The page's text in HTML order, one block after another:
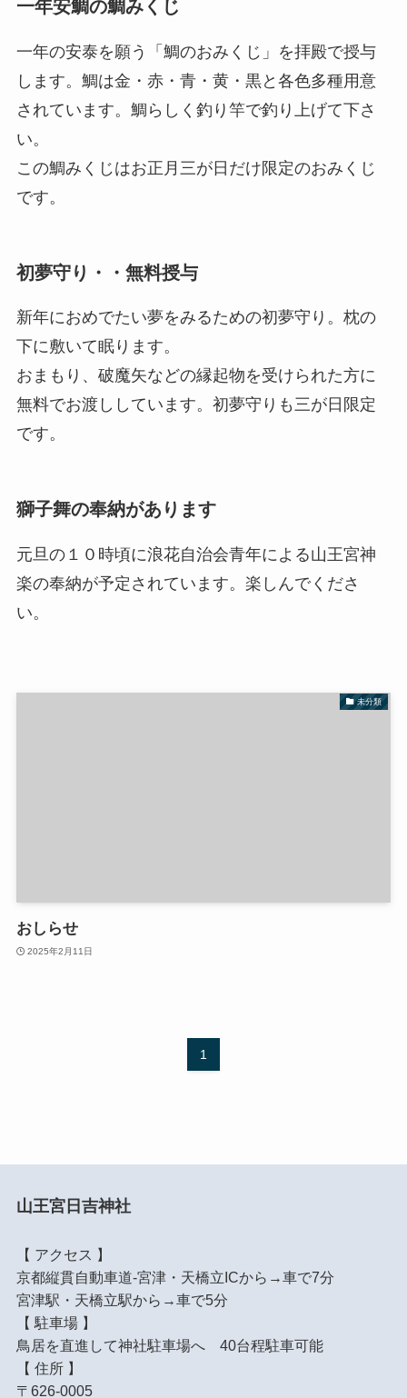
一年安鯛の鯛みくじ
一年の安泰を願う「鯛のおみくじ」を拝殿で授与
します。鯛は金・赤・青・黄・黒と各色多種用意
されています。鯛らしく釣り竿で釣り上げて下さ
い。
この鯛みくじはお正月三が日だけ限定のおみくじ
です。
初夢守り・・無料授与
新年におめでたい夢をみるための初夢守り。枕の
下に敷いて眠ります。
おまもり、破魔矢などの縁起物を受けられた方に
無料でお渡ししています。初夢守りも三が日限定
です。
獅子舞の奉納があります
元旦の１０時頃に浪花自治会青年による山王宮神
楽の奉納が予定されています。楽しんでくださ
い。
未分類
おしらせ
2025年2月11日
1
山王宮日吉神社
【 アクセス 】
京都縦貫自動車道-宮津・天橋立ICから→車で7分
宮津駅・天橋立駅から→車で5分
【 駐車場 】
鳥居を直進して神社駐車場へ 40台程駐車可能
【 住所 】
〒626-0005